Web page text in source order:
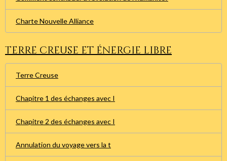
Charte Nouvelle Alliance
Terre creuse et énergie libre
Terre Creuse
Chapitre 1 des échanges avec I
Chapitre 2 des échanges avec I
Annulation du voyage vers la t